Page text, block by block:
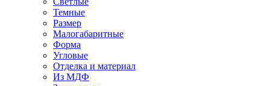
Темные
Размер
Малогабаритные
Форма
Угловые
Отделка и материал
Из МДФ